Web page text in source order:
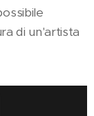
di un'artista